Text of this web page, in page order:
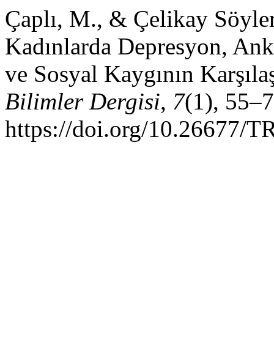
Çaplı, M., & Çelikay
Kadınlarda Depresyon,
ve Sosyal Kaygının
Bilimler Dergisi, 7(1),
https://doi.org/10.26677/